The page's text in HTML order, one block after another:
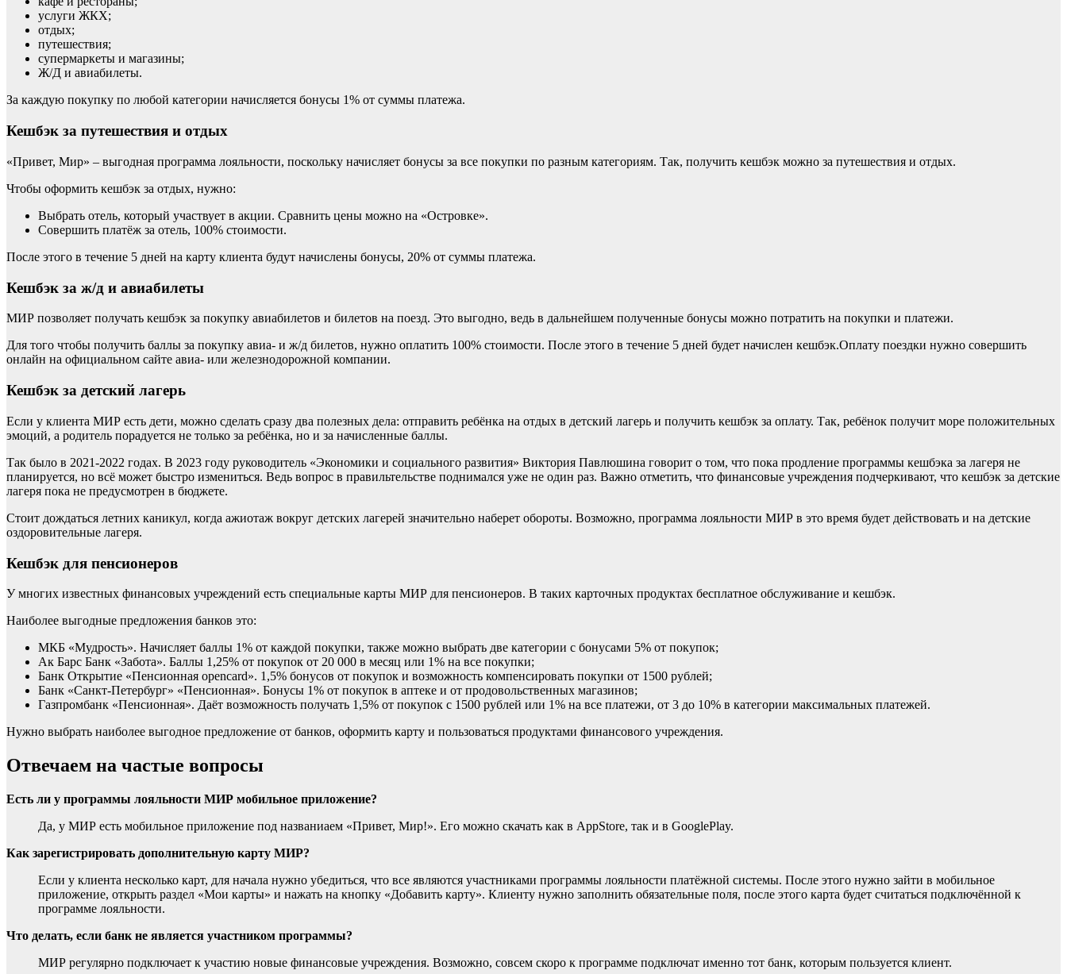
услуги ЖКХ;
отдых;
путешествия;
супермаркеты и магазины;
Ж/Д и авиабилеты.
За каждую покупку по любой категории начисляется бонусы 1% от суммы платежа.
Кешбэк за путешествия и отдых
«Привет, Мир» – выгодная программа лояльности, поскольку начисляет бонусы за все покупки по разным категориям. Так, получить кешбэк можно за путешествия и отдых.
Чтобы оформить кешбэк за отдых, нужно:
Выбрать отель, который участвует в акции. Сравнить цены можно на «Островке».
Совершить платёж за отель, 100% стоимости.
После этого в течение 5 дней на карту клиента будут начислены бонусы, 20% от суммы платежа.
Кешбэк за ж/д и авиабилеты
МИР позволяет получать кешбэк за покупку авиабилетов и билетов на поезд. Это выгодно, ведь в дальнейшем полученные бонусы можно потратить на покупки и платежи.
Для того чтобы получить баллы за покупку авиа- и ж/д билетов, нужно оплатить 100% стоимости. После этого в течение 5 дней будет начислен кешбэк.Оплату поездки нужно совершить
онлайн на официальном сайте авиа- или железнодорожной компании.
Кешбэк за детский лагерь
Если у клиента МИР есть дети, можно сделать сразу два полезных дела: отправить ребёнка на отдых в детский лагерь и получить кешбэк за оплату. Так, ребёнок получит море положительных
эмоций, а родитель порадуется не только за ребёнка, но и за начисленные баллы.
Так было в 2021-2022 годах. В 2023 году руководитель «Экономики и социального развития» Виктория Павлюшина говорит о том, что пока продление программы кешбэка за лагеря не
планируется, но всё может быстро измениться. Ведь вопрос в правильтельстве поднимался уже не один раз. Важно отметить, что финансовые учреждения подчеркивают, что кешбэк за детские
лагеря пока не предусмотрен в бюджете.
Стоит дождаться летних каникул, когда ажиотаж вокруг детских лагерей значительно наберет обороты. Возможно, программа лояльности МИР в это время будет действовать и на детские
оздоровительные лагеря.
Кешбэк для пенсионеров
У многих известных финансовых учреждений есть специальные карты МИР для пенсионеров. В таких карточных продуктах бесплатное обслуживание и кешбэк.
Наиболее выгодные предложения банков это:
МКБ «Мудрость». Начисляет баллы 1% от каждой покупки, также можно выбрать две категории с бонусами 5% от покупок;
Ак Барс Банк «Забота». Баллы 1,25% от покупок от 20 000 в месяц или 1% на все покупки;
Банк Открытие «Пенсионная opencard». 1,5% бонусов от покупок и возможность компенсировать покупки от 1500 рублей;
Банк «Санкт-Петербург» «Пенсионная». Бонусы 1% от покупок в аптеке и от продовольственных магазинов;
Газпромбанк «Пенсионная». Даёт возможность получать 1,5% от покупок с 1500 рублей или 1% на все платежи, от 3 до 10% в категории максимальных платежей.
Нужно выбрать наиболее выгодное предложение от банков, оформить карту и пользоваться продуктами финансового учреждения.
Отвечаем на частые вопросы
Есть ли у программы лояльности МИР мобильное приложение?
Да, у МИР есть мобильное приложение под названиаем «Привет, Мир!». Его можно скачать как в AppStore, так и в GooglePlay.
Как зарегистрировать дополнительную карту МИР?
Если у клиента несколько карт, для начала нужно убедиться, что все являются участниками программы лояльности платёжной системы. После этого нужно зайти в мобильное
приложение, открыть раздел «Мои карты» и нажать на кнопку «Добавить карту». Клиенту нужно заполнить обязательные поля, после этого карта будет считаться подключённой к
программе лояльности.
Что делать, если банк не является участником программы?
МИР регулярно подключает к участию новые финансовые учреждения. Возможно, совсем скоро к программе подключат именно тот банк, которым пользуется клиент.